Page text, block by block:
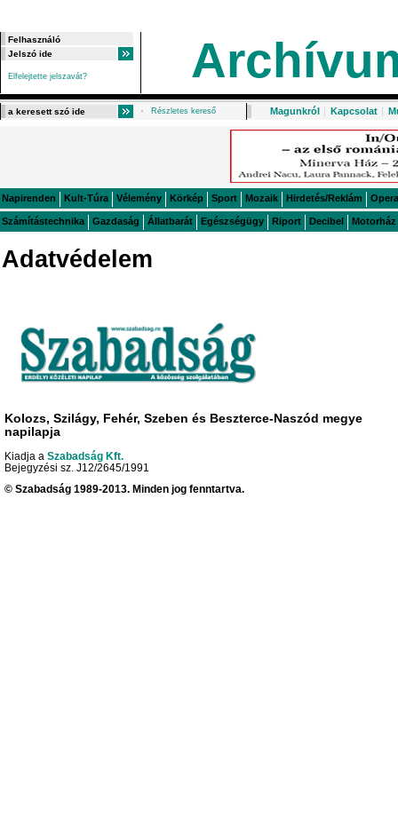
Elfelejtette jelszavát?
Részletes kereső Magunkról | Kapcsolat |
Napirenden Kult-Túra Vélemény Körkép Sport Mozaik Hirdetés/Reklám Opera
Számítástechnika Gazdaság Állatbarát Egészségügy Riport Decibel Motorház
Adatvédelem
Kolozs, Szilágy, Fehér, Szeben és Beszterce-Naszód megye
napilapja
Kiadja a Szabadság Kft.
Bejegyzési sz. J12/2645/1991
© Szabadság 1989-2013. Minden jog fenntartva.